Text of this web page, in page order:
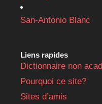
San-Antonio Blanc
Liens rapides
Dictionnaire non
Pourquoi ce site?
Sites d’amis